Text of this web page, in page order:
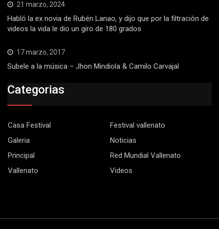
21 marzo, 2024
Habló la ex novia de Rubén Lanao, y dijo que por la filtración de
videos la vida le dio un giro de 180 grados
17 marzo, 2017
Subele a la música – Jhon Mindiola & Camilo Carvajal
Categorias
Casa Festival
Festival vallenato
Galeria
Noticias
Principal
Red Mundial Vallenato
Vallenato
Videos